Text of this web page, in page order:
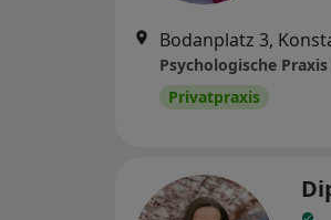
Bodanplatz 3,
Psychologische
Privatpraxis